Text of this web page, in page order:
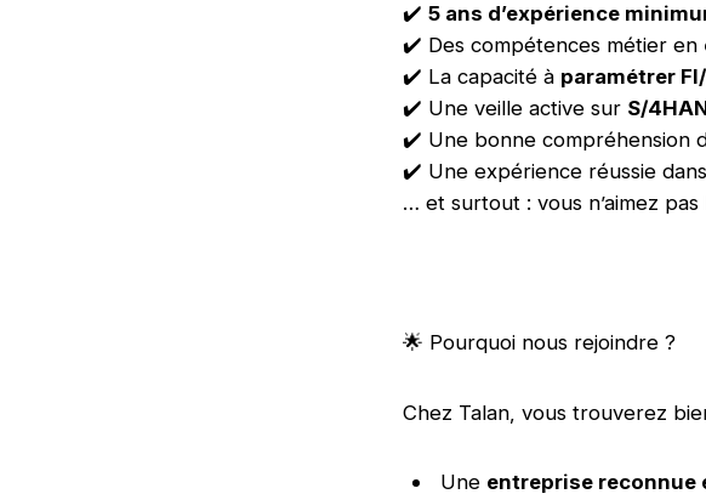
✔️ 5 ans d’expérience
✔️ Des compétences métier en
✔️ La capacité à paramétrer
✔️ Une veille active sur S/
✔️ Une bonne compréhension
✔️ Une expérience réussie
… et surtout : vous n’aimez
🌟 Pourquoi nous rejoindre ?
Chez Talan, vous trouverez
Une entreprise reconnue